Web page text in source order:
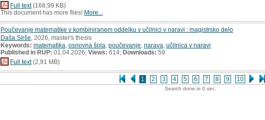
1 2 3 4 5 6 7 8 9 10
Full text(168,99 KB)
This document has more files! More...
Poučevanje matematike v kombiniranem oddelku v učilnici v naravi : magistrsko delo
Daša Sirše , 2026, master's thesis
Keywords: matematika osnovna šola poučevanje narava učilnica v naravi
Published in RUP: 01.04.2026; Views: 614; Downloads: 59
Full text(2,91 MB)
Search done in 0 sec.